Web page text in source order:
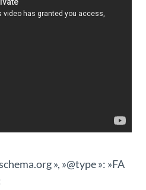
», »@type »: »FA